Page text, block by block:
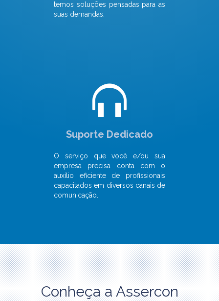
temos soluções pensadas para as
suas demandas.
Suporte Dedicado
O serviço que você e/ou sua
empresa precisa conta com o
auxílio eficiente de profissionais
capacitados em diversos canais de
comunicação.
Conheça a Assercon